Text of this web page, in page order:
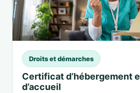
Droits et démarches
Certificat d’hébergement
d’accueil